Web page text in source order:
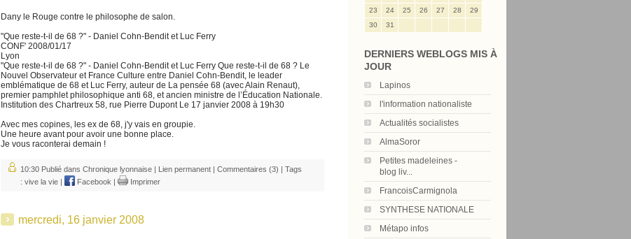
23
24 25 26 27 28
29
30
31
DERNIERS WEBLOGS MIS À
JOUR
Lapinos
l'information nationaliste
Actualités socialistes
AlmaSoror
Petites madeleines -
blog liv...
FrancoisCarmignola
SYNTHESE NATIONALE
Métapo infos
Dany le Rouge contre le philosophe de salon.
"Que reste-t-il de 68 ?" - Daniel Cohn-Bendit et Luc Ferry
CONF' 2008/01/17
Lyon
"Que reste-t-il de 68 ?" - Daniel Cohn-Bendit et Luc Ferry Que reste-t-il de 68 ? Le
Nouvel Observateur et France Culture entre Daniel Cohn-Bendit, le leader
emblématique de 68 et Luc Ferry, auteur de La pensée 68 (avec Alain Renaut),
premier pamphlet philosophique anti 68, et ancien ministre de l’Éducation Nationale.
Institution des Chartreux 58, rue Pierre Dupont Le 17 janvier 2008 à 19h30
Avec mes copines, les ex de 68, j'y vais en groupie.
Une heure avant pour avoir une bonne place.
Je vous raconterai demain !
10:30 Publié dans Chronique lyonnaise | Lien permanent | Commentaires (3) | Tags
: vive la vie | Facebook | Imprimer
mercredi, 16 janvier 2008